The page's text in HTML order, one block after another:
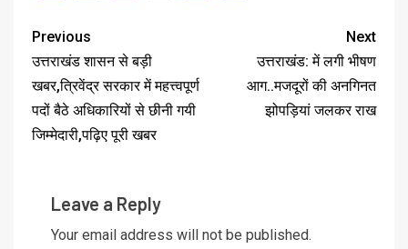
Previous
उत्तराखंड शासन से बड़ी
खबर,त्रिवेंद्र सरकार में महत्त्वपूर्ण
पदों बैठे अधिकारियों से छीनी गयी
जिम्मेदारी,पढ़िए पूरी खबर
Next
उत्तराखंड: में लगी भीषण
आग..मजदूरों की अनगिनत
झोपड़ियां जलकर राख
Leave a Reply
Your email address will not be published.